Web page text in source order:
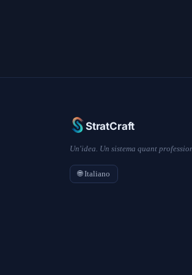
StratCraft
Un'idea. Un sistema quant
🌐 Italiano